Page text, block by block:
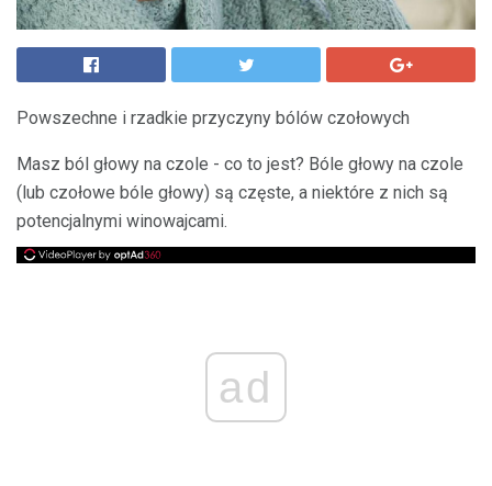
Powszechne i rzadkie przyczyny bólów czołowych
Masz ból głowy na czole - co to jest? Bóle głowy na czole
(lub czołowe bóle głowy) są częste, a niektóre z nich są
potencjalnymi winowajcami.
ad